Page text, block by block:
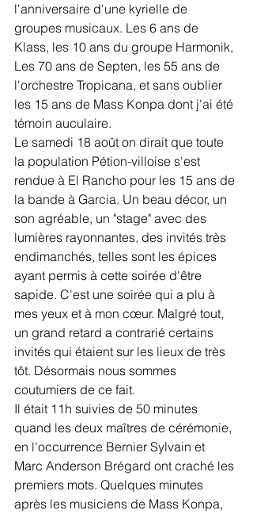
l'anniversaire d'une kyrielle de
groupes musicaux. Les 6 ans de
Klass, les 10 ans du groupe Harmonik,
Les 70 ans de Septen, les 55 ans de
l'orchestre Tropicana, et sans oublier
les 15 ans de Mass Konpa dont j'ai été
témoin auculaire.
Le samedi 18 août on dirait que toute
la population Pétion-villoise s'est
rendue à El Rancho pour les 15 ans de
la bande à Garcia. Un beau décor, un
son agréable, un "stage" avec des
lumières rayonnantes, des invités très
endimanchés, telles sont les épices
ayant permis à cette soirée d'être
sapide. C'est une soirée qui a plu à
mes yeux et à mon cœur. Malgré tout,
un grand retard a contrarié certains
invités qui étaient sur les lieux de très
tôt. Désormais nous sommes
coutumiers de ce fait.
Il était 11h suivies de 50 minutes
quand les deux maîtres de cérémonie,
en l'occurrence Bernier Sylvain et
Marc Anderson Brégard ont craché les
premiers mots. Quelques minutes
après les musiciens de Mass Konpa,